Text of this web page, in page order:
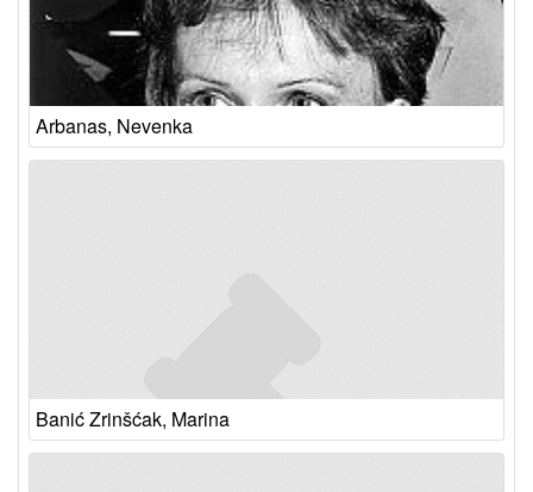
Arbanas, Nevenka
Banić Zrinšćak, Marina